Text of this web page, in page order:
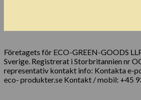
Företagets för ECO-GREEN-GOODS
Sverige. Registrerat i Storbritannien nr
representativ kontakt info: Kontakta e-
eco- produkter.se Kontakt / mobil: +45